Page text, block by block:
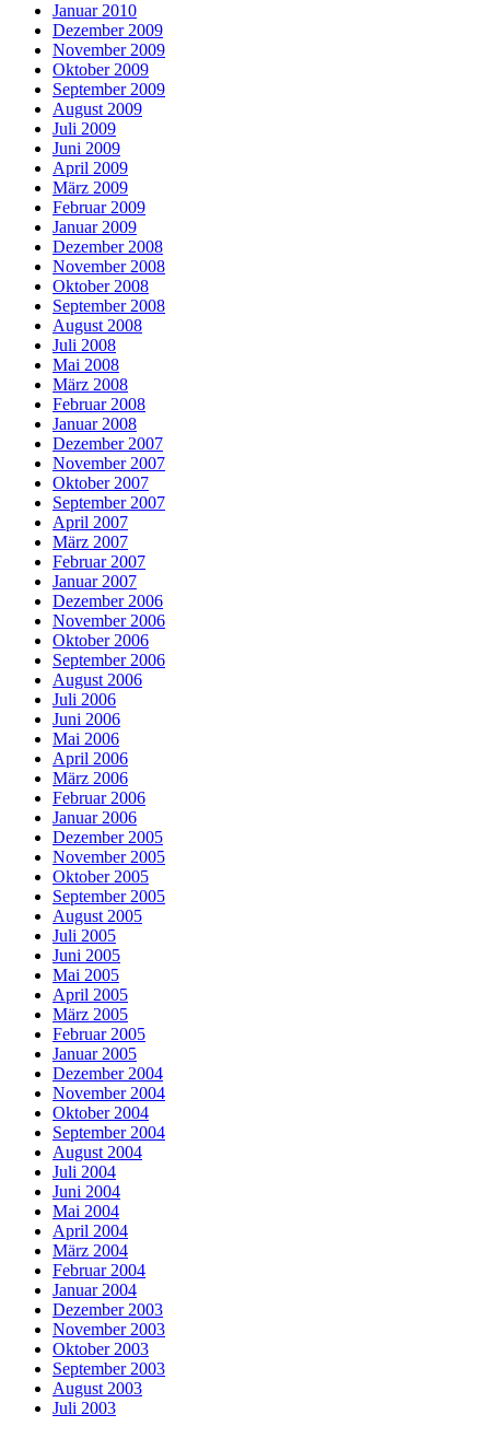
Januar 2010
Dezember 2009
November 2009
Oktober 2009
September 2009
August 2009
Juli 2009
Juni 2009
April 2009
März 2009
Februar 2009
Januar 2009
Dezember 2008
November 2008
Oktober 2008
September 2008
August 2008
Juli 2008
Mai 2008
März 2008
Februar 2008
Januar 2008
Dezember 2007
November 2007
Oktober 2007
September 2007
April 2007
März 2007
Februar 2007
Januar 2007
Dezember 2006
November 2006
Oktober 2006
September 2006
August 2006
Juli 2006
Juni 2006
Mai 2006
April 2006
März 2006
Februar 2006
Januar 2006
Dezember 2005
November 2005
Oktober 2005
September 2005
August 2005
Juli 2005
Juni 2005
Mai 2005
April 2005
März 2005
Februar 2005
Januar 2005
Dezember 2004
November 2004
Oktober 2004
September 2004
August 2004
Juli 2004
Juni 2004
Mai 2004
April 2004
März 2004
Februar 2004
Januar 2004
Dezember 2003
November 2003
Oktober 2003
September 2003
August 2003
Juli 2003